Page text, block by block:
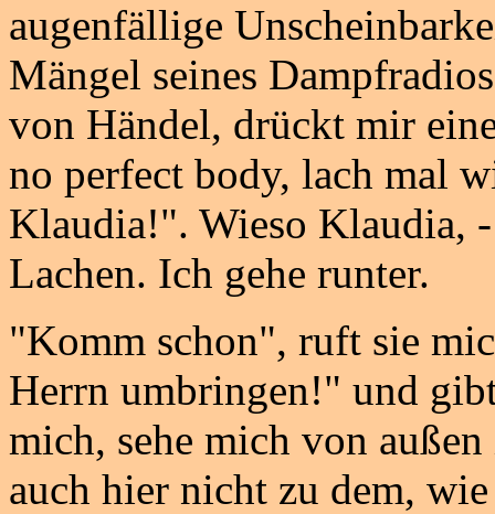
augenfällige
Mängel seines
von Händel, drückt mir
no perfect body, lach mal
Klaudia!". Wieso Klaudia,
Lachen. Ich gehe runter.
"Komm schon", ruft sie
Herrn umbringen!" und
mich, sehe mich von
auch hier nicht zu dem,